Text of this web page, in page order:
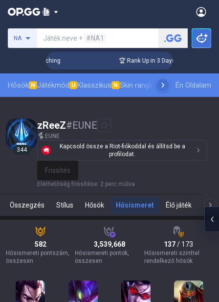
NA Játék neve + #NA1
Coaching 🏆 Rank Up in 3 Days! Challenger
Hősök N Játékmód U Klasszikus N Skin ranglistaVezetőlistákPro
Én Oldalam
344
zReeZ#EUNE
EUNE
Kapcsold össze a Riot-fiókoddal és állítsd be a
profilodat.
Frissítés
Elérhetőség frissítése: 2 perc múlva
Összegzés Stílus Hősök Hősismeret Élő játék
582
Hősismereti pontszám,
összesen
3,539,668
Hősismereti pontok,
összesen
137/ 173
Hősismereti szinttel
rendelkező hősök